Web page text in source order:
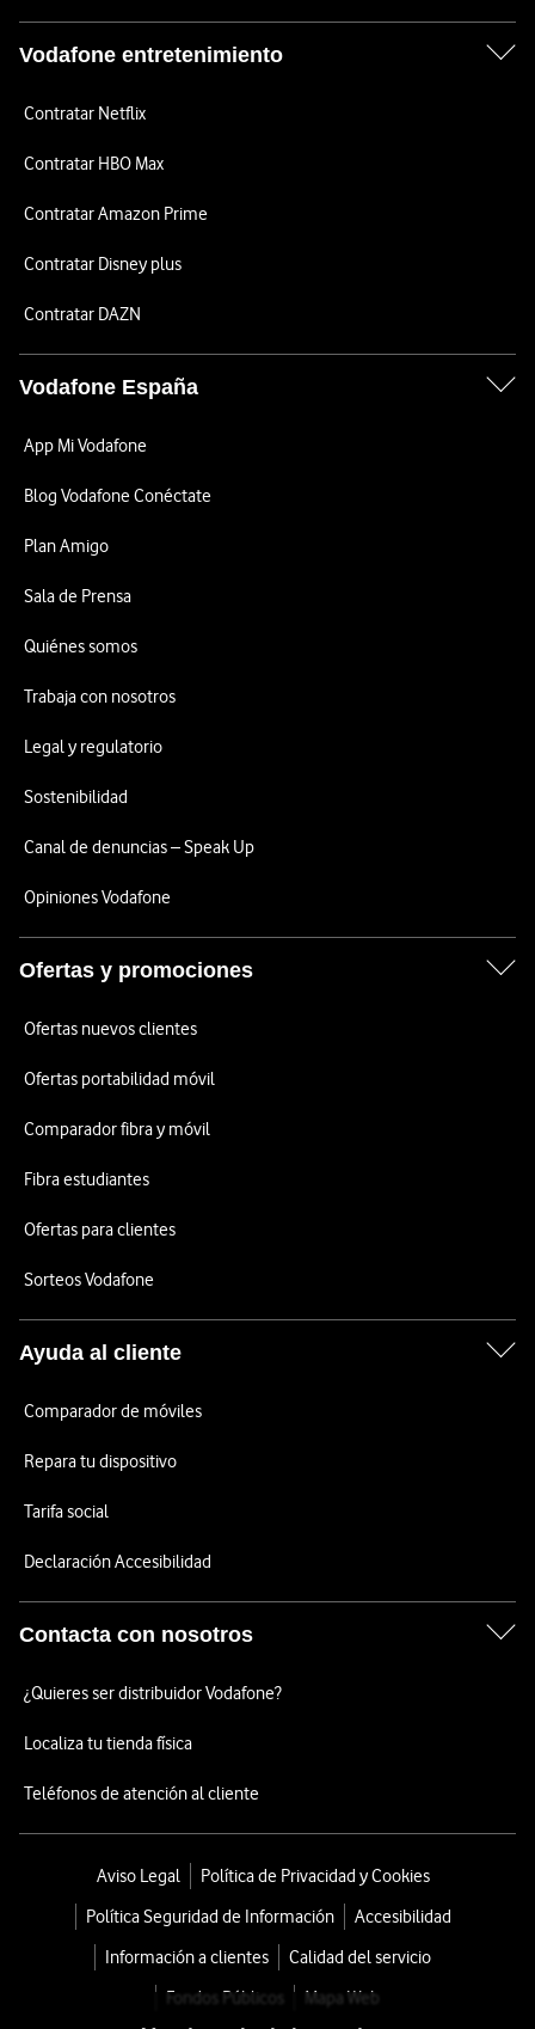
Vodafone entretenimiento
Contratar Netflix
Contratar HBO Max
Contratar Amazon Prime
Contratar Disney plus
Contratar DAZN
Vodafone España
App Mi Vodafone
Blog Vodafone Conéctate
Plan Amigo
Sala de Prensa
Quiénes somos
Trabaja con nosotros
Legal y regulatorio
Sostenibilidad
Canal de denuncias – Speak Up
Opiniones Vodafone
Ofertas y promociones
Ofertas nuevos clientes
Ofertas portabilidad móvil
Comparador fibra y móvil
Fibra estudiantes
Ofertas para clientes
Sorteos Vodafone
Ayuda al cliente
Comparador de móviles
Repara tu dispositivo
Tarifa social
Declaración Accesibilidad
Contacta con nosotros
¿Quieres ser distribuidor Vodafone?
Localiza tu tienda física
Teléfonos de atención al cliente
Aviso Legal
Política de Privacidad y Cookies
Política Seguridad de Información
Accesibilidad
Información a clientes
Calidad del servicio
Fondos Públicos
Mapa Web